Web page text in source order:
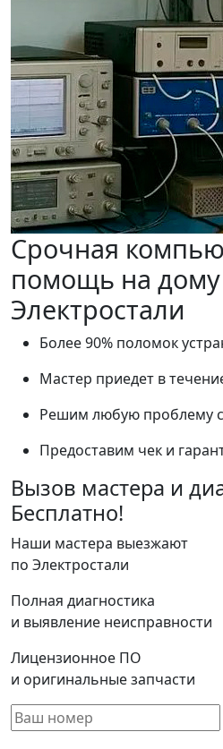
Срочная
помощь на
Электростали
Более 90% поломок
Мастер приедет в
Решим любую проблему
Предоставим чек и
Вызов мастера и
Бесплатно!
Наши мастера выезжают
по Электростали
Полная диагностика
и выявление неисправности
Лицензионное ПО
и оригинальные запчасти